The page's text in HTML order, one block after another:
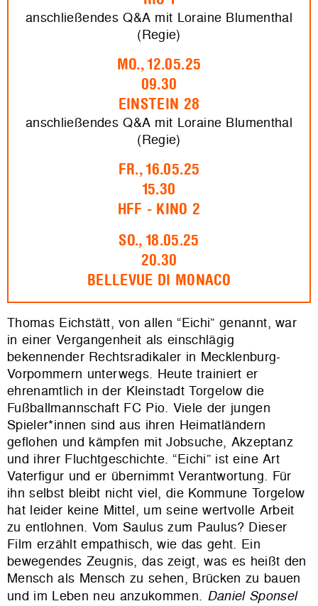
anschließendes Q&A mit Loraine Blumenthal
(Regie)
MO., 12.05.25
09.30
EINSTEIN 28
anschließendes Q&A mit Loraine Blumenthal
(Regie)
FR., 16.05.25
15.30
HFF - KINO 2
SO., 18.05.25
20.30
BELLEVUE DI MONACO
Thomas Eichstätt, von allen “Eichi” genannt, war
in einer Vergangenheit als einschlägig
bekennender Rechtsradikaler in Mecklenburg-
Vorpommern unterwegs. Heute trainiert er
ehrenamtlich in der Kleinstadt Torgelow die
Fußballmannschaft FC Pio. Viele der jungen
Spieler*innen sind aus ihren Heimatländern
geflohen und kämpfen mit Jobsuche, Akzeptanz
und ihrer Fluchtgeschichte. “Eichi” ist eine Art
Vaterfigur und er übernimmt Verantwortung. Für
ihn selbst bleibt nicht viel, die Kommune Torgelow
hat leider keine Mittel, um seine wertvolle Arbeit
zu entlohnen. Vom Saulus zum Paulus? Dieser
Film erzählt empathisch, wie das geht. Ein
bewegendes Zeugnis, das zeigt, was es heißt den
Mensch als Mensch zu sehen, Brücken zu bauen
und im Leben neu anzukommen. Daniel Sponsel